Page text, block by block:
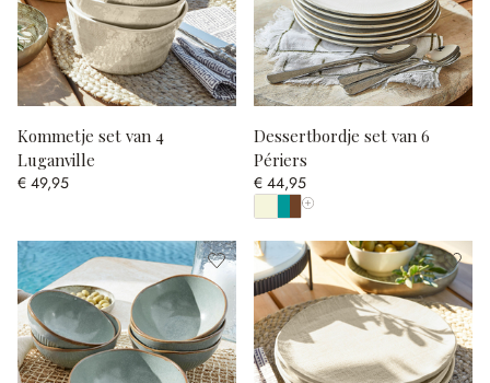
Kommetje set van 4
Luganville
€ 49,95
Dessertbordje set van 6
Périers
€ 44,95
Toon alle kleuren